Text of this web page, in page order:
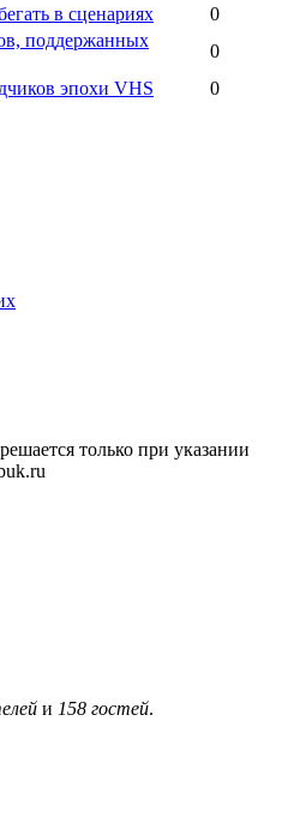
в сценариях
0
поддержанных
0
эпохи VHS
0
только при указании
и 158 гостей.